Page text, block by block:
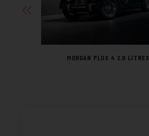
MORGAN PLUS 4 2.0 LITRES